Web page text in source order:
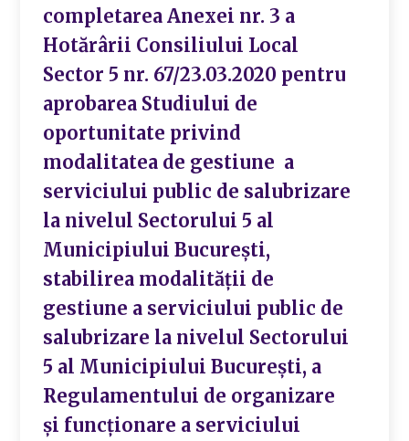
completarea Anexei nr. 3 a
Hotărârii Consiliului Local
Sector 5 nr. 67/23.03.2020 pentru
aprobarea Studiului de
oportunitate privind
modalitatea de gestiune a
serviciului public de salubrizare
la nivelul Sectorului 5 al
Municipiului București,
stabilirea modalității de
gestiune a serviciului public de
salubrizare la nivelul Sectorului
5 al Municipiului București, a
Regulamentului de organizare
și funcționare a serviciului